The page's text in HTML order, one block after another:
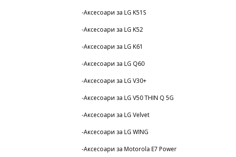
-Аксесоари за LG K51S
-Аксесоари за LG K52
-Аксесоари за LG K61
-Аксесоари за LG Q60
-Аксесоари за LG V30+
-Аксесоари за LG V50 THIN Q 5G
-Аксесоари за LG Velvet
-Аксесоари за LG WING
-Аксесоари за Motorola E7 Power